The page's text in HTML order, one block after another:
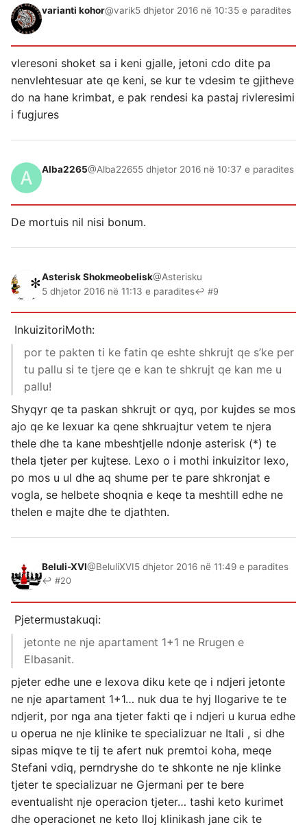
varianti kohor@varik5 dhjetor 2016 në 10:35 e paradites
vleresoni shoket sa i keni gjalle, jetoni cdo dite pa
nenvlehtesuar ate qe keni, se kur te vdesim te gjitheve
do na hane krimbat, e pak rendesi ka pastaj rivleresimi
i fugjures
Alba2265@Alba22655 dhjetor 2016 në 10:37 e paradites
De mortuis nil nisi bonum.
Asterisk Shokmeobelisk@Asterisku
5 dhjetor 2016 në 11:13 e paradites↩ #9
InkuizitoriMoth:
por te pakten ti ke fatin qe eshte shkrujt qe s’ke per
tu pallu si te tjere qe e kan te shkrujt qe kan me u
pallu!
Shyqyr qe ta paskan shkrujt or qyq, por kujdes se mos
ajo qe ke lexuar ka qene shkruajtur vetem te njera
thele dhe ta kane mbeshtjelle ndonje asterisk (*) te
thela tjeter per kujtese. Lexo o i mothi inkuizitor lexo,
po mos u ul dhe aq shume per te pare shkronjat e
vogla, se helbete shoqnia e keqe ta meshtill edhe ne
thelen e majte dhe te djathten.
Beluli-XVI@BeluliXVI5 dhjetor 2016 në 11:49 e paradites
↩ #20
Pjetermustakuqi:
jetonte ne nje apartament 1+1 ne Rrugen e
Elbasanit.
pjeter edhe une e lexova diku kete qe i ndjeri jetonte
ne nje apartament 1+1… nuk dua te hyj llogarive te te
ndjerit, por nga ana tjeter fakti qe i ndjeri u kurua edhe
u operua ne nje klinike te specializuar ne Itali , si dhe
sipas miqve te tij te afert nuk premtoi koha, meqe
Stefani vdiq, perndryshe do te shkonte ne nje klinke
tjeter te specializuar ne Gjermani per te bere
eventualisht nje operacion tjeter… tashi keto kurimet
dhe operacionet ne keto lloj klinikash jane cik te